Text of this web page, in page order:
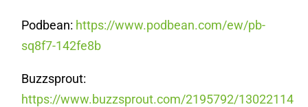
Podbean: https://www.podbean.com/ew/pb-
sq8f7-142fe8b
Buzzsprout:
https://www.buzzsprout.com/2195792/13022114